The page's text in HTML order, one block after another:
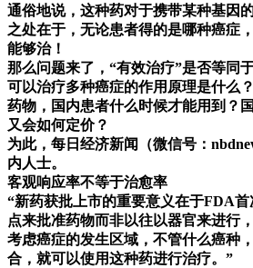
通俗地说，这种药对于携带某种基因
之处在于， 无论患者得的是哪种癌症
能够治！
那么问题来了，“有效治疗”是否等同
可以治疗多种癌症的作用原理是什么
药物，国内患者什么时候才能用到？
又会如何定价？
为此，每日经济新闻（微信号：
内人士。
客观响应率不等于治愈率
“新药获批上市的重要意义在于FDA
点来批准药物而非以往以器官来进行
考虑癌症的发生区域，不管什么癌种，
合，就可以使用这种药进行治疗。”